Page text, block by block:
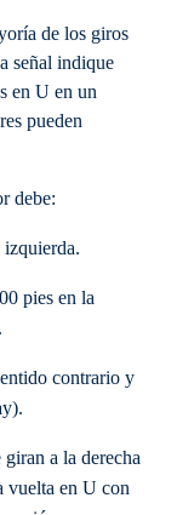
de los giros
señal indique
en U en un
pueden
debe:
izquierda.
pies en la
contrario y
a la derecha
vuelta en U con